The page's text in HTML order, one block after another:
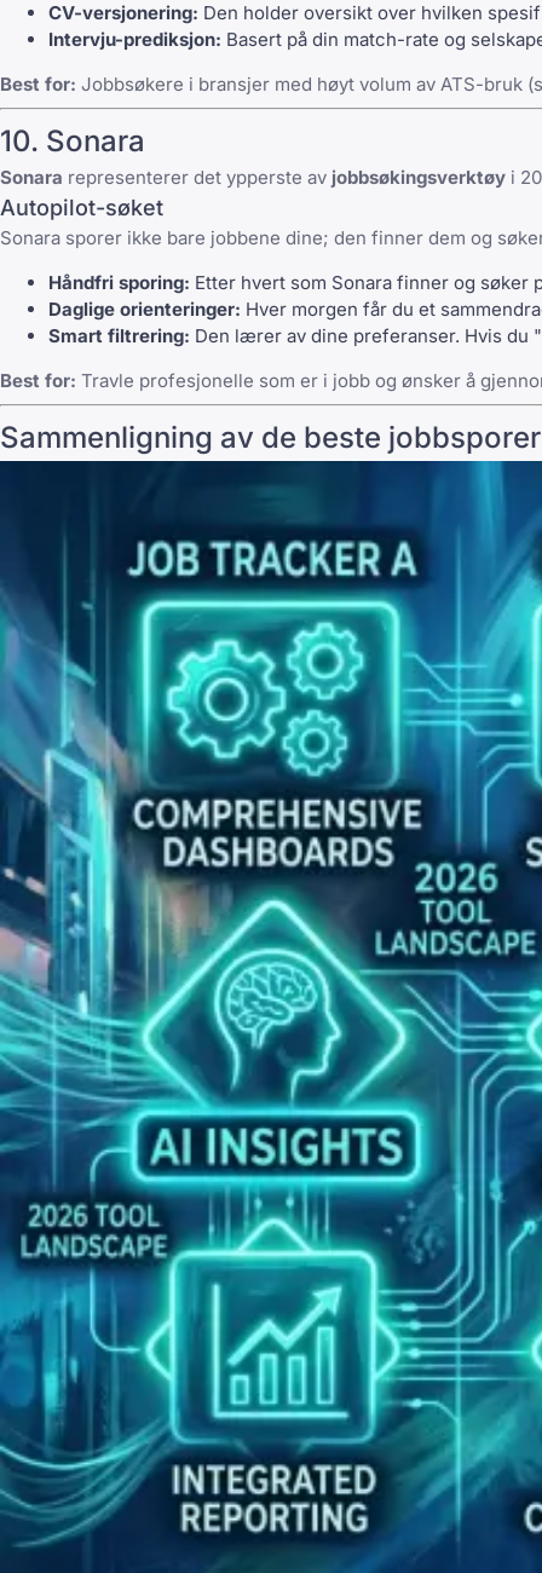
CV-versjonering: Den holder oversikt over hvilken
Intervju-prediksjon: Basert på din match-rate og
Best for: Jobbsøkere i bransjer med høyt volum av ATS-bruk
10. Sonara
Sonara representerer det ypperste av jobbsøkingsverktøy i
Autopilot-søket
Sonara sporer ikke bare jobbene dine; den finner dem og
Håndfri sporing: Etter hvert som Sonara finner og søker
Daglige orienteringer: Hver morgen får du et
Smart filtrering: Den lærer av dine preferanser. Hvis du
Best for: Travle profesjonelle som er i jobb og ønsker å
Sammenligning av de beste